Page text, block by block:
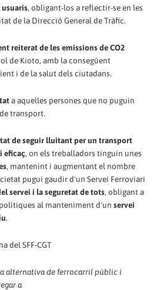
usuaris, obligant-los a reflectir-se en les
de la Direcció General de Tràfic.
reiterat de les emissions de CO2
de Kioto, amb la consegüent
i de la salut dels ciutadans.
a aquelles persones que no puguin
transport.
de seguir lluitant per un transport
eficaç, on els treballadors tinguin unes
, mantenint i augmentant el nombre
pugui gaudir d'un Servei Ferroviari
servei i la seguretat de tots, obligant a
al manteniment d'un servei
.
del SFF-CGT
alternativa de ferrocarril públic i
a